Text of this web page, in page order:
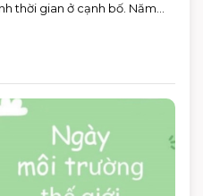
thời gian ở cạnh bố. Năm
cả nhà lên lịch đi chơi, mua